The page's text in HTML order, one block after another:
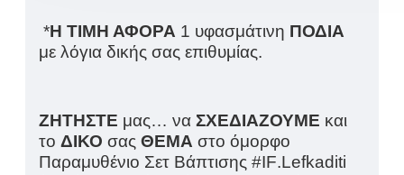
*Η ΤΙΜΗ ΑΦΟΡΑ 1 υφασμάτινη ΠΟΔΙΑ
με λόγια δικής σας επιθυμίας.
ΖΗΤΗΣΤΕ μας… να ΣΧΕΔΙΑΖΟΥΜΕ και
το ΔΙΚΟ σας ΘΕΜΑ στο όμορφο
Παραμυθένιο Σετ Βάπτισης #IF.Lefkaditi